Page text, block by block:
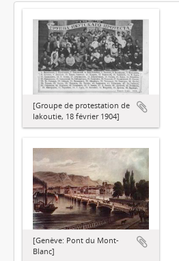
[Groupe de protestation de
Iakoutie, 18 février 1904]
[Genève: Pont du Mont-
Blanc]